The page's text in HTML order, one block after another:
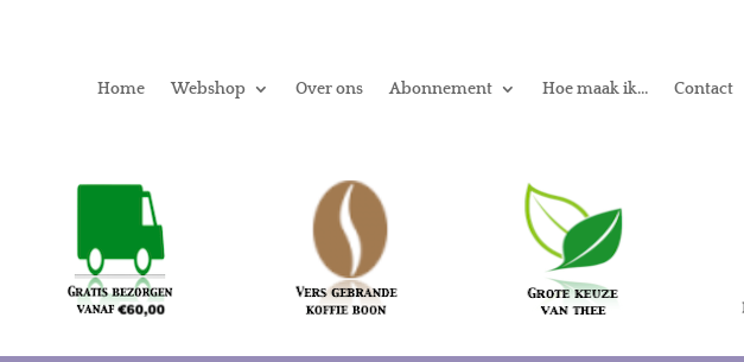
Home Webshop Over ons Abonnement Hoe maak ik… Contact